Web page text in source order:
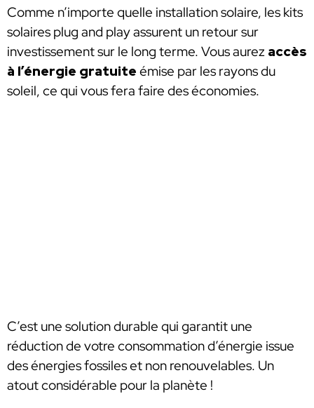
Comme n’importe quelle installation solaire, les kits
solaires plug and play assurent un retour sur
investissement sur le long terme. Vous aurez accès
à l’énergie gratuite émise par les rayons du
soleil, ce qui vous fera faire des économies.
C’est une solution durable qui garantit une
réduction de votre consommation d’énergie issue
des énergies fossiles et non renouvelables. Un
atout considérable pour la planète !